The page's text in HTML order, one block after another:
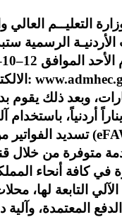
التعليــم
الأردنيـة الرسمية
الموافق 12
–
10
:
وبعد ذلك
أردنياً،باستخدام
تسديد الفواتير (
متوفرة من خلال
في كافة أنحاء
التابعة لها،
المعتمدة،